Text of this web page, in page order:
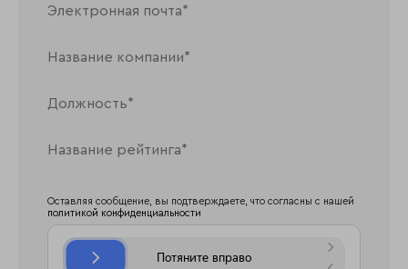
Оставляя сообщение, вы подтверждаете, что согласны с нашей
политикой конфиденциальности